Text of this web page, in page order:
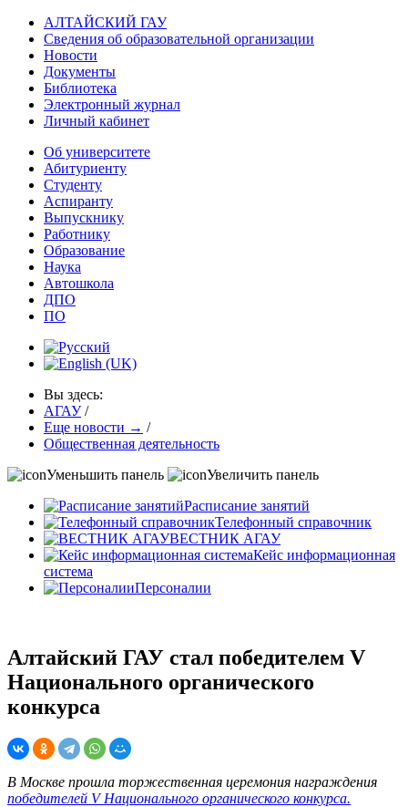
АЛТАЙСКИЙ ГАУ
Сведения об образовательной организации
Новости
Документы
Библиотека
Электронный журнал
Личный кабинет
Об университете
Абитуриенту
Студенту
Аспиранту
Выпускнику
Работнику
Образование
Наука
Автошкола
ДПО
ПО
Вы здесь:
АГАУ /
Еще новости → /
Общественная деятельность
Уменьшить панель
Увеличить панель
Расписание занятий
Телефонный справочник
ВЕСТНИК АГАУ
Кейс информационная
система
Персоналии
Алтайский ГАУ стал победителем V
Национального органического
конкурса
В Москве прошла торжественная церемония награждения
победителей V Национального органического конкурса.